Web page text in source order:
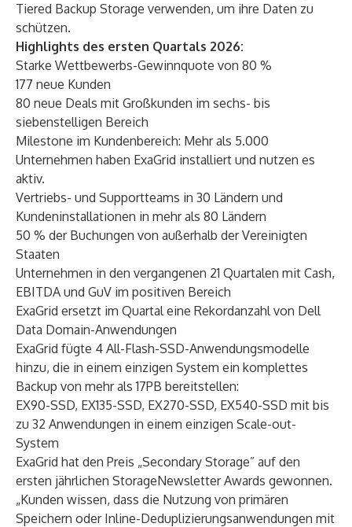
Tiered Backup Storage verwenden, um ihre Daten zu
schützen.
Highlights des ersten Quartals 2026:
Starke Wettbewerbs-Gewinnquote von 80 %
177 neue Kunden
80 neue Deals mit Großkunden im sechs- bis
siebenstelligen Bereich
Milestone im Kundenbereich: Mehr als 5.000
Unternehmen haben ExaGrid installiert und nutzen es
aktiv.
Vertriebs- und Supportteams in 30 Ländern und
Kundeninstallationen in mehr als 80 Ländern
50 % der Buchungen von außerhalb der Vereinigten
Staaten
Unternehmen in den vergangenen 21 Quartalen mit Cash,
EBITDA und GuV im positiven Bereich
ExaGrid ersetzt im Quartal eine Rekordanzahl von Dell
Data Domain-Anwendungen
ExaGrid fügte 4 All-Flash-SSD-Anwendungsmodelle
hinzu, die in einem einzigen System ein komplettes
Backup von mehr als 17PB bereitstellen:
EX90-SSD, EX135-SSD, EX270-SSD, EX540-SSD mit bis
zu 32 Anwendungen in einem einzigen Scale-out-
System
ExaGrid hat den Preis „Secondary Storage” auf den
ersten jährlichen StorageNewsletter Awards gewonnen.
„Kunden wissen, dass die Nutzung von primären
Speichern oder Inline-Deduplizierungsanwendungen mit